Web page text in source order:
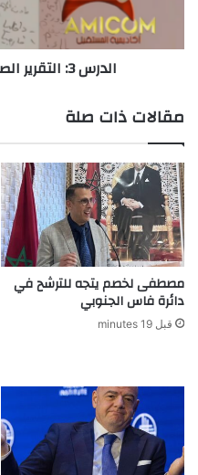
الدرس 3: التقرير الصحفي والقصة الخبرية
مقالات ذات صلة
مصطفى لخصم يتجه للترشح في
دائرة فاس الجنوبي
قبل 19 minutes